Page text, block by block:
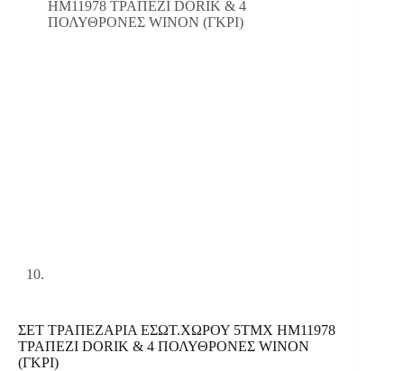
ΣΕΤ ΤΡΑΠΕΖΑΡΙΑ ΕΣΩΤ.ΧΩΡΟΥ 5ΤΜΧ HM11978
ΤΡΑΠΕΖΙ DORIK & 4 ΠΟΛΥΘΡΟΝΕΣ WINON
(ΓΚΡΙ)